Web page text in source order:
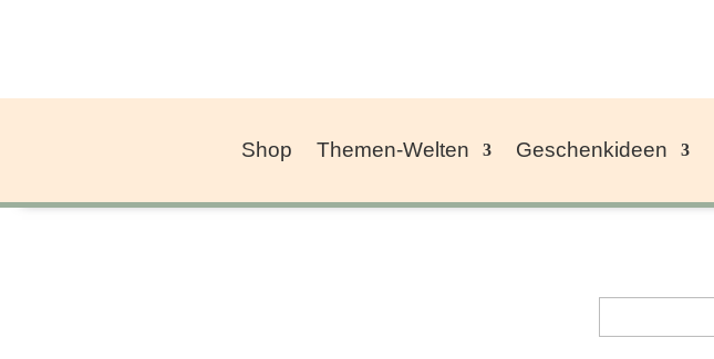
Shop Themen-Welten Geschenkideen